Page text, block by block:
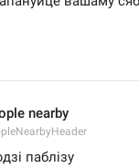
nearby
паблізу